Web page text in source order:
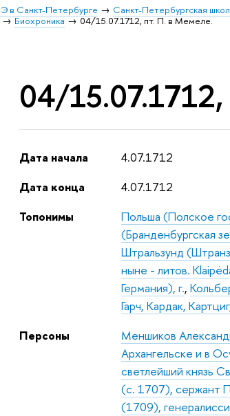
в Санкт-Петербурге Санкт-Петербургская
Биохроника 04/15.07.1712, пт. П. в Мемеле.
04/
Дата начала
4.07.1712
Дата конца
4.07.1712
Топонимы
Польша (Полское
(Бранденбургская
Штральзунд
ныне - литов.
Германия), г.,
Гарч, Кардак,
Персоны
Меншиков
Архангельске и в
светлейший князь
(с. 1707), сержант
(1709),